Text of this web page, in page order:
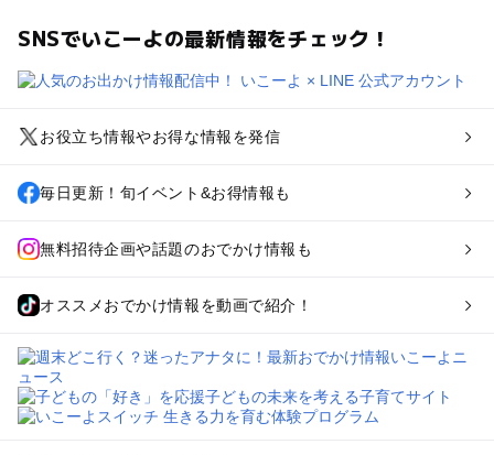
SNSでいこーよの最新情報をチェック！
お役立ち情報やお得な情報を発信
毎日更新！旬イベント&お得情報も
無料招待企画や話題のおでかけ情報も
オススメおでかけ情報を動画で紹介！